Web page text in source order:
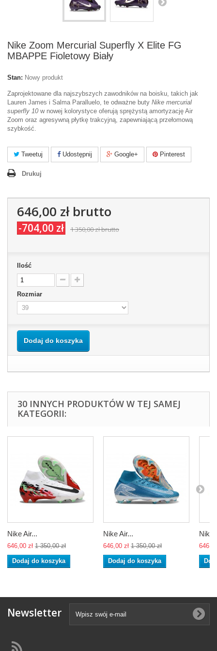
Nike Zoom Mercurial Superfly X Elite FG
MBAPPE Fioletowy Biały
Stan: Nowy produkt
Zaprojektowane dla najszybszych zawodników na boisku, takich jak
Lauren James i Salma Paralluelo, te odważne buty Nike mercurial
superfly 10 w nowej kolorystyce oferują sprężystą amortyzację Air
Zoom oraz agresywną płytkę trakcyjną, zapewniającą przełomową
szybkość.
Tweetuj Udostępnij Google+ Pinterest
Drukuj
646,00 złbrutto
-704,00 zł 1 350,00 złbrutto
Ilość
Rozmiar
Dodaj do koszyka
30 INNYCH PRODUKTÓW W TEJ SAMEJ
KATEGORII:
Nike Air...
646,00 zł 1 350,00 zł
Dodaj do koszyka
Nike Air...
646,00 zł 1 350,00 zł
Dodaj do koszyka
Nike
Newsletter